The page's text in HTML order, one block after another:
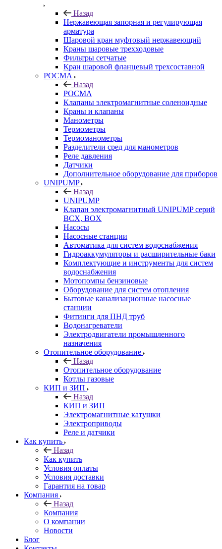
Назад
Нержавеющая запорная и регулирующая
арматура
Шаровой кран муфтовый нержавеющий
Краны шаровые трехходовые
Фильтры сетчатые
Кран шаровой фланцевый трехсоставной
РОСМА
Назад
РОСМА
Клапаны электромагнитные соленоидные
Краны и клапаны
Манометры
Термометры
Термоманометры
Разделители сред для манометров
Реле давления
Датчики
Дополнительное оборудование для приборов
UNIPUMP
Назад
UNIPUMP
Клапан электромагнитный UNIPUMP серий
BCX, BOX
Насосы
Насосные станции
Автоматика для систем водоснабжения
Гидроаккумуляторы и расширительные баки
Комплектующие и инструменты для систем
водоснабжения
Мотопомпы бензиновые
Оборудование для систем отопления
Бытовые канализационные насосные
станции
Фитинги для ПНД труб
Водонагреватели
Электродвигатели промышленного
назначения
Отопительное оборудование
Назад
Отопительное оборудование
Котлы газовые
КИП и ЗИП
Назад
КИП и ЗИП
Электромагнитные катушки
Электроприводы
Реле и датчики
Как купить
Назад
Как купить
Условия оплаты
Условия доставки
Гарантия на товар
Компания
Назад
Компания
О компании
Новости
Блог